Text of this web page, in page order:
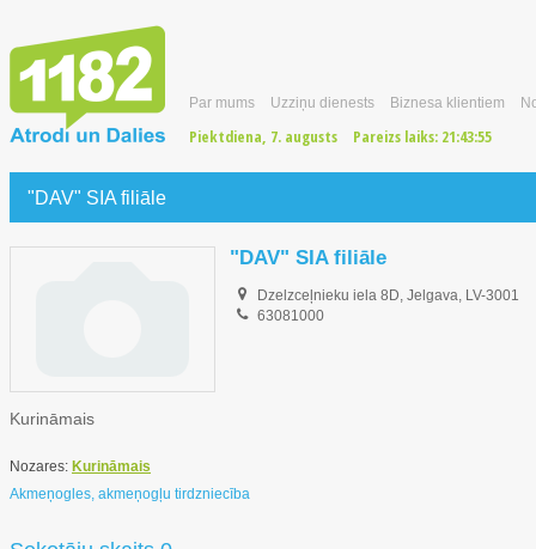
Par mums Uzziņu dienests Biznesa klientiem
Piektdiena, 7. augusts Pareizs laiks: 21:43:56
"DAV" SIA filiāle
"DAV" SIA filiāle
Dzelzceļnieku iela 8D, Jelgava, LV-3001
63081000
Kurināmais
Nozares: Kurināmais
Akmeņogles, akmeņogļu tirdzniecība